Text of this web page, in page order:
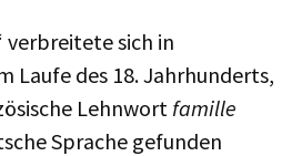
verbreitete sich in
Laufe des 18. Jahrhunderts,
Lehnwort famille
Sprache gefunden